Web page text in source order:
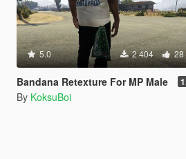
5.0 2 404 28
Bandana Retexture For MP Male
By KoksuBoi